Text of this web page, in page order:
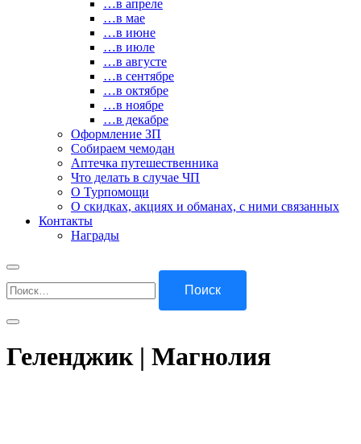
…в апреле
…в мае
…в июне
…в июле
…в августе
…в сентябре
…в октябре
…в ноябре
…в декабре
Оформление ЗП
Собираем чемодан
Аптечка путешественника
Что делать в случае ЧП
О Турпомощи
О скидках, акциях и обманах, с ними связанных
Контакты
Награды
Геленджик | Магнолия